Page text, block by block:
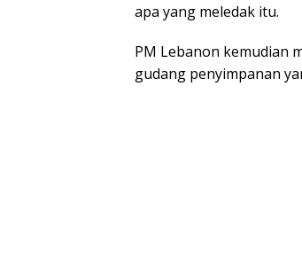
apa yang meledak itu.
PM Lebanon kemudian
gudang penyimpanan